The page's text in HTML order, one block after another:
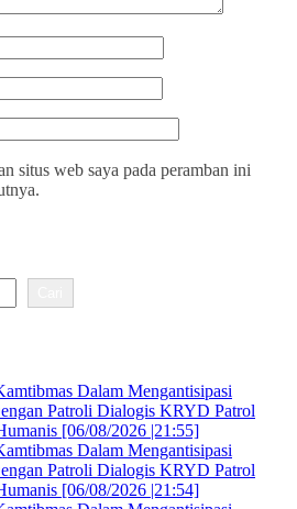
situs web saya pada peramban ini
Dalam Mengantisipasi
Patroli Dialogis KRYD Patrol
[06/08/2026 |21:55]
Dalam Mengantisipasi
Patroli Dialogis KRYD Patrol
[06/08/2026 |21:54]